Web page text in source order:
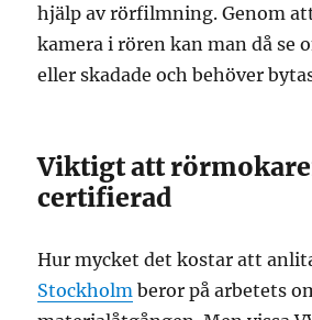
hjälp av rörfilmning. Genom
kamera i rören kan man då se
eller skadade och behöver
Viktigt att
certifierad
Hur mycket det kostar att
Stockholm beror på arbetets